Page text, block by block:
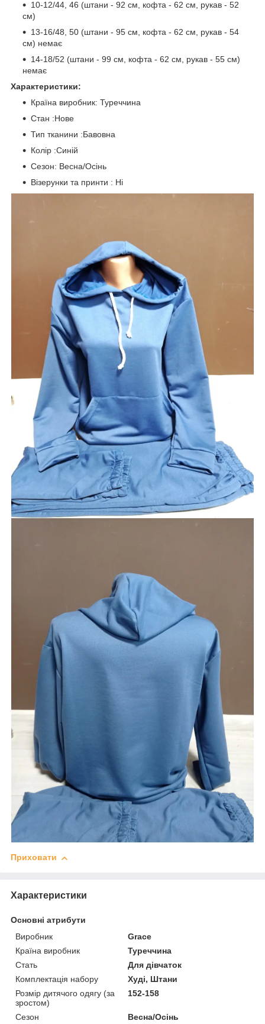
10-12/44, 46 (штани - 92 см, кофта - 62 см, рукав - 52
см)
13-16/48, 50 (штани - 95 см, кофта - 62 см, рукав - 54
см) немає
14-18/52 (штани - 99 см, кофта - 62 см, рукав - 55 см)
немає
Характеристики:
Країна виробник: Туреччина
Стан :Нове
Тип тканини :Бавовна
Колір :Синій
Сезон: Весна/Осінь
Візерунки та принти : Ні
Приховати
Характеристики
Основні атрибути
Виробник
Grace
Країна виробник
Туреччина
Стать
Для дівчаток
Комплектація набору
Худі, Штани
Розмір дитячого одягу (за
зростом)
152-158
Сезон Весна/Осінь